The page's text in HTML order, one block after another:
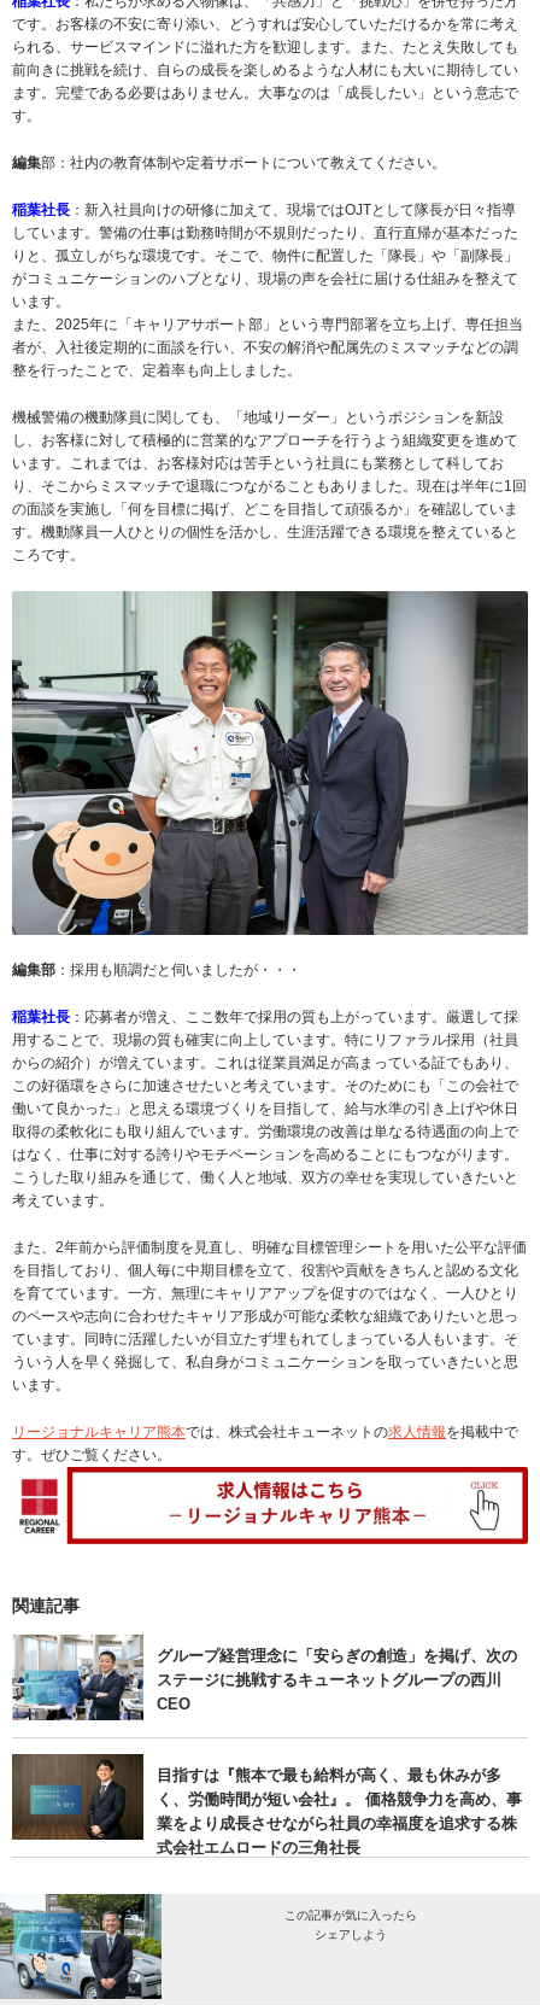
です。お客様の不安に寄り添い、どうすれば安心していただけるかを常に考え
られる、サービスマインドに溢れた方を歓迎します。また、たとえ失敗しても
前向きに挑戦を続け、自らの成長を楽しめるような人材にも大いに期待してい
ます。完璧である必要はありません。大事なのは「成長したい」という意志で
す。
編集部：社内の教育体制や定着サポートについて教えてください。
稲葉社長 ：新入社員向けの研修に加えて、現場ではOJTとして隊長が日々指導
しています。警備の仕事は勤務時間が不規則だったり、直行直帰が基本だった
りと、孤立しがちな環境です。そこで、物件に配置した「隊長」や「副隊長」
がコミュニケーションのハブとなり、現場の声を会社に届ける仕組みを整えて
います。
また、2025年に「キャリアサポート部」という専門部署を立ち上げ、専任担当
者が、入社後定期的に面談を行い、不安の解消や配属先のミスマッチなどの調
整を行ったことで、定着率も向上しました。
機械警備の機動隊員に関しても、「地域リーダー」というポジションを新設
し、お客様に対して積極的に営業的なアプローチを行うよう組織変更を進めて
います。これまでは、お客様対応は苦手という社員にも業務として科してお
り、そこからミスマッチで退職につながることもありました。現在は半年に1回
の面談を実施し「何を目標に掲げ、どこを目指して頑張るか」を確認していま
す。機動隊員一人ひとりの個性を活かし、生涯活躍できる環境を整えていると
ころです。
編集部 ：採用も順調だと伺いましたが・・・
稲葉社長 ：応募者が増え、ここ数年で採用の質も上がっています。厳選して採
用することで、現場の質も確実に向上しています。特にリファラル採用（社員
からの紹介）が増えています。これは従業員満足が高まっている証でもあり、
この好循環をさらに加速させたいと考えています。そのためにも「この会社で
働いて良かった」と思える環境づくりを目指して、給与水準の引き上げや休日
取得の柔軟化にも取り組んでいます。労働環境の改善は単なる待遇面の向上で
はなく、仕事に対する誇りやモチベーションを高めることにもつながります。
こうした取り組みを通じて、働く人と地域、双方の幸せを実現していきたいと
考えています。
また、2年前から評価制度を見直し、明確な目標管理シートを用いた公平な評価
を目指しており、個人毎に中期目標を立て、役割や貢献をきちんと認める文化
を育てています。一方、無理にキャリアアップを促すのではなく、一人ひとり
のペースや志向に合わせたキャリア形成が可能な柔軟な組織でありたいと思っ
ています。同時に活躍したいが目立たず埋もれてしまっている人もいます。そ
ういう人を早く発掘して、私自身がコミュニケーションを取っていきたいと思
います。
リージョナルキャリア熊本では、株式会社キューネットの求人情報を掲載中で
す。ぜひご覧ください。
関連記事
グループ経営理念に「安らぎの創造」を掲げ、次の
ステージに挑戦するキューネットグループの西川
CEO
目指すは『熊本で最も給料が高く、最も休みが多
く、労働時間が短い会社』。 価格競争力を高め、事
業をより成長させながら社員の幸福度を追求する株
式会社エムロードの三角社長
この記事が気に入ったら
シェアしよう